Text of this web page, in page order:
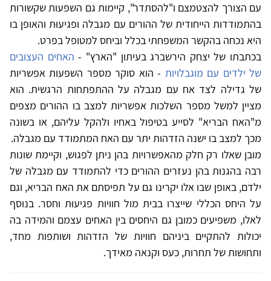
עם הצורך להצטמצם ו"להסתדר", קיימות גם השפעות שקשורות
בהתמודדות הייחודית של ההורים עם מגבלה ופגיעוּת והאופן בו
היא נכחה בהקשר המשפחתי בכלל וביחס למטופל בפרט.
בכתבתו של יצחק הירשברג בעיתון "הארץ" - האחים העצובים
של ילדים עם מוגבלויות - הוא סוקר מספר השפעות אפשריות
של גדילה לצד אח עם מגבלה על ההתפתחות הרגשית. הוא
מציין למשל מספר השלכות אפשריות למצב בו ההורים מצפים
מ"האח הבריא" לסייע בטיפול באחיו ולהקל עליהם, או בשונה
מכך למצב בו ישנה הזדהות יתר עם האח המתמודד עם מגבלה.
מובן שאלו רק חלק מהאפשרויות בהן ניתן לפגוש, וקיימת שונות
רבה בהגנות בהן נעזרים ההורים כדי להתמודד עם מגבלה של
ילדם, באופן שבו אלו יקרינו גם על תפיסתם את האח הבריא, וגם
על היחס הכללי שייצרו בבית מול חוויות פגיעוּת וחסר. בנוסף
לאלו, משפיעים כמובן גם היחסים בין האחים עצמם והמידה בה
יכולות להתקיים ביניהם חוויות של הזדהות ושותפות מחד,
ותחושות של תחרות, כעס וקנאה מאידך.